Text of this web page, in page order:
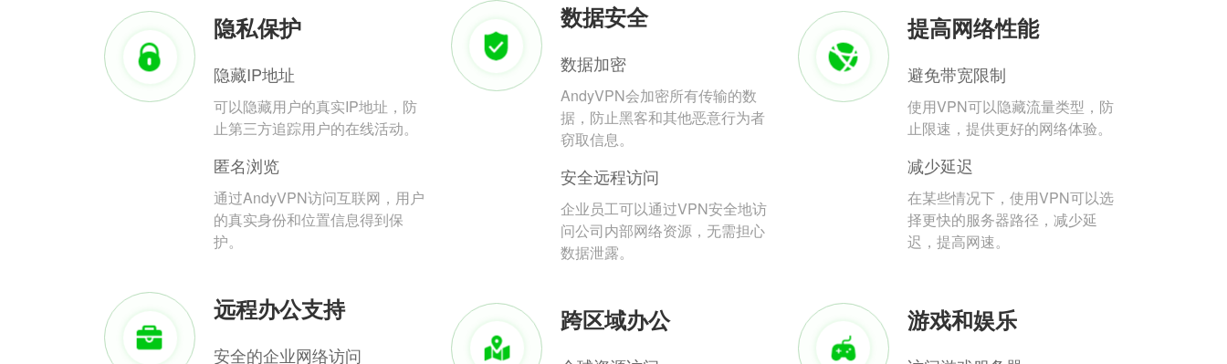
隐私保护
隐藏IP地址
可以隐藏用户的真实IP地址，防
止第三方追踪用户的在线活动。
匿名浏览
通过AndyVPN访问互联网，用户
的真实身份和位置信息得到保
护。
数据安全
数据加密
AndyVPN会加密所有传输的数
据，防止黑客和其他恶意行为者
窃取信息。
安全远程访问
企业员工可以通过VPN安全地访
问公司内部网络资源，无需担心
数据泄露。
提高网络性能
避免带宽限制
使用VPN可以隐藏流量类型，防
止限速，提供更好的网络体验。
减少延迟
在某些情况下，使用VPN可以选
择更快的服务器路径，减少延
迟，提高网速。
远程办公支持
安全的企业网络访问
跨区域办公 游戏和娱乐